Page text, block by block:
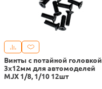
Винты с потайной головкой
3х12мм для автомоделей
MJX 1/8, 1/10 12шт